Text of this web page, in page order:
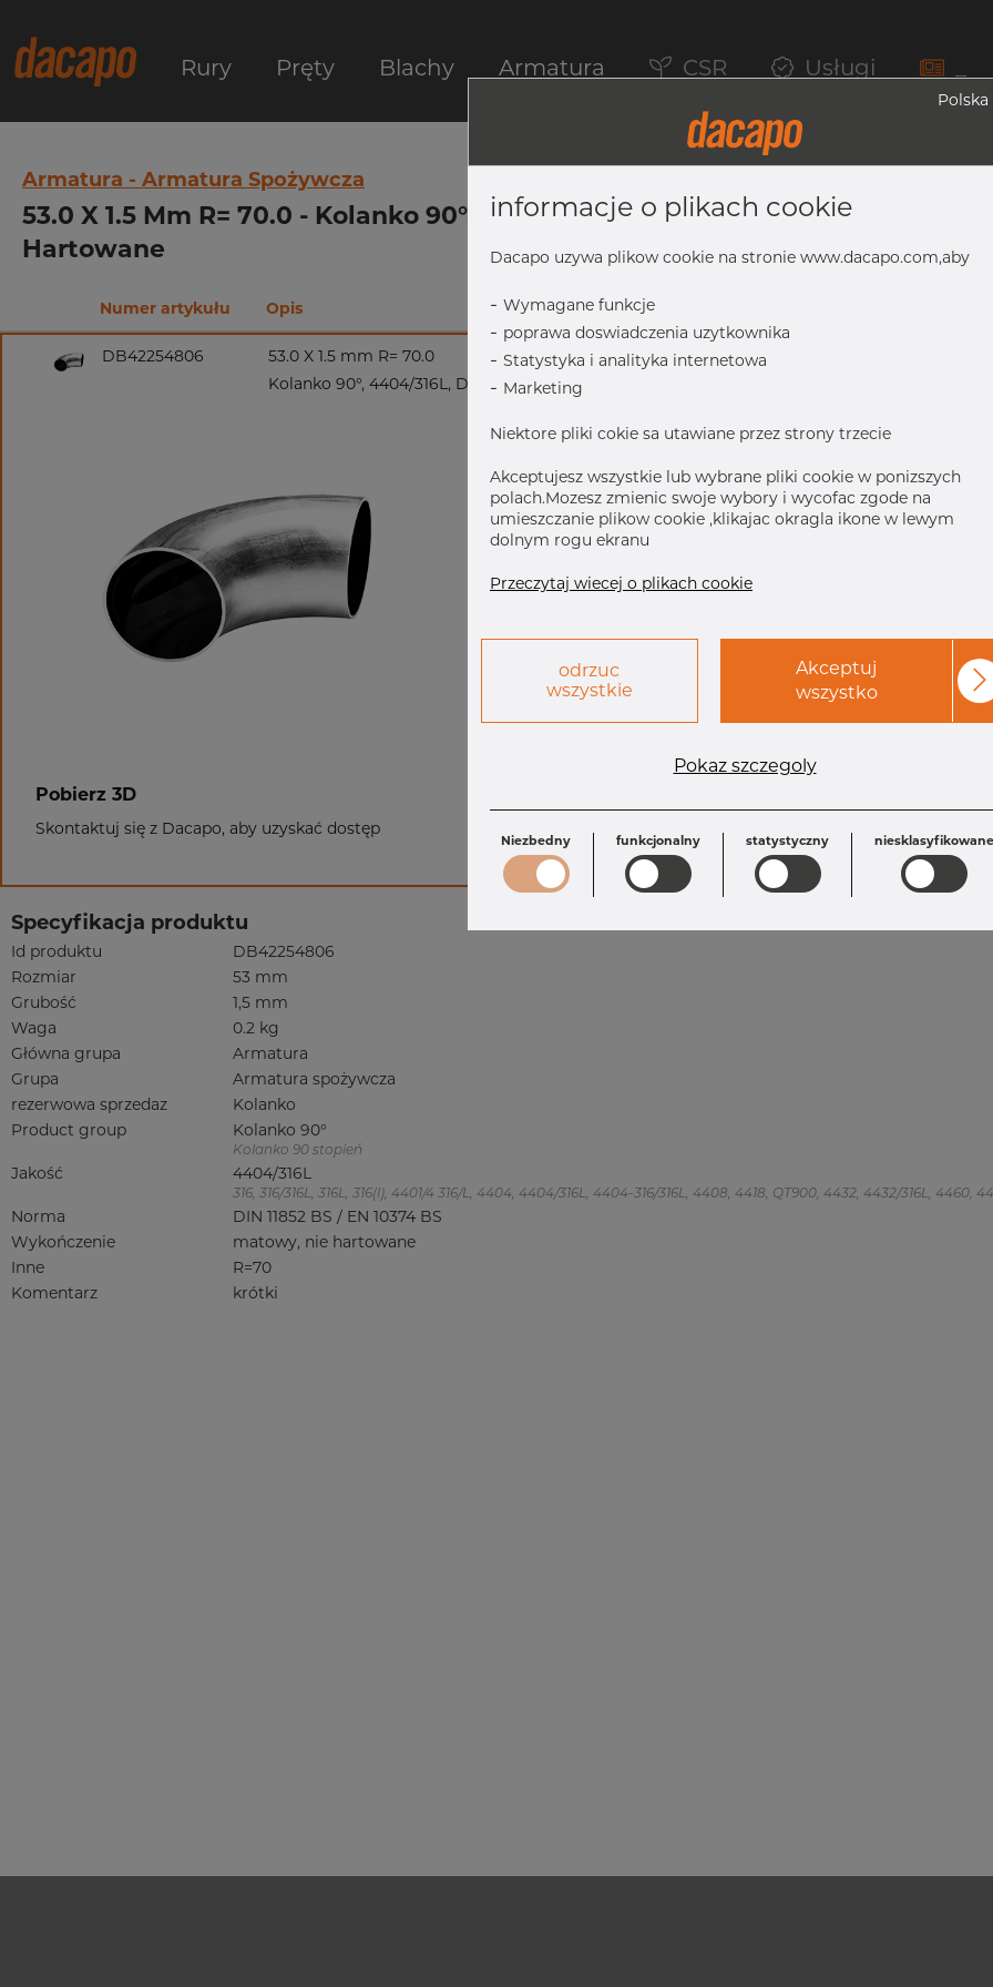
Rury Pręty Blachy Armatura CSR Usługi
Armatura - Armatura Spożywcza
53.0 X 1.5 Mm R= 70.0 - Kolanko 90°, 4404/316L, DIN 11852 BS / EN 10374
Hartowane
Numer artykułu Opis
DB42254806
53.0 X 1.5 mm R= 70.0
Kolanko 90°, 4404/316L, DIN 11852 BS / EN 10374 BS, krótki, R=70, matowy, nie hartowane
Pobierz 3D
Skontaktuj się z Dacapo, aby uzyskać dostęp S: 1.5 mm D1: 53.0 mm R: 70.0 mm
Specyfikacja produktu
Id produktu
DB42254806
Rozmiar
53 mm
Grubość
1,5 mm
Waga
0.2 kg
Główna grupa
Armatura
Grupa
Armatura spożywcza
rezerwowa sprzedaz
Kolanko
Product group
Kolanko 90°
Kolanko 90 stopień
Jakość 4404/316L
316, 316/316L, 316L, 316(l), 4401/4 316/L, 4404, 4404/316L, 4404-316/316L, 4408, 4418, QT900, 4432, 4432/316L, 4460,
Norma
DIN 11852 BS / EN 10374 BS
Wykończenie
matowy, nie hartowane
Inne
R=70
Komentarz
krótki
Polska
informacje o plikach cookie
Dacapo uzywa plikow cookie na stronie www.dacapo.com,aby
- Wymagane funkcje
- poprawa doswiadczenia uzytkownika
- Statystyka i analityka internetowa
- Marketing
Niektore pliki cokie sa utawiane przez strony trzecie
Akceptujesz wszystkie lub wybrane pliki cookie w ponizszych
polach.Mozesz zmienic swoje wybory i wycofac zgode na
umieszczanie plikow cookie ,klikajac okragla ikone w lewym
dolnym rogu ekranu
Przeczytaj wiecej o plikach cookie
odrzuc
wszystkie
Akceptuj
wszystko
Pokaz szczegoly
Niezbedny funkcjonalny statystyczny niesklasyfikowane